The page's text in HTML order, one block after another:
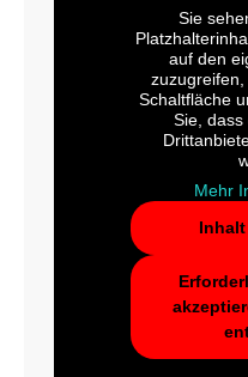
Sie
auf den
Schaltfläche
Sie, dass
Mehr